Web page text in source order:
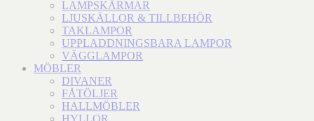
LAMPSKÄRMAR
LJUSKÄLLOR & TILLBEHÖR
TAKLAMPOR
UPPLADDNINGSBARA LAMPOR
VÄGGLAMPOR
MÖBLER
DIVANER
FÅTÖLJER
HALLMÖBLER
HYLLOR